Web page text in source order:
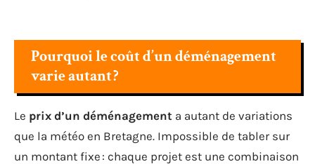
Pourquoi le coût d’un déménagement
varie autant ?
Le prix d’un déménagement a autant de variations
que la météo en Bretagne. Impossible de tabler sur
un montant fixe : chaque projet est une combinaison